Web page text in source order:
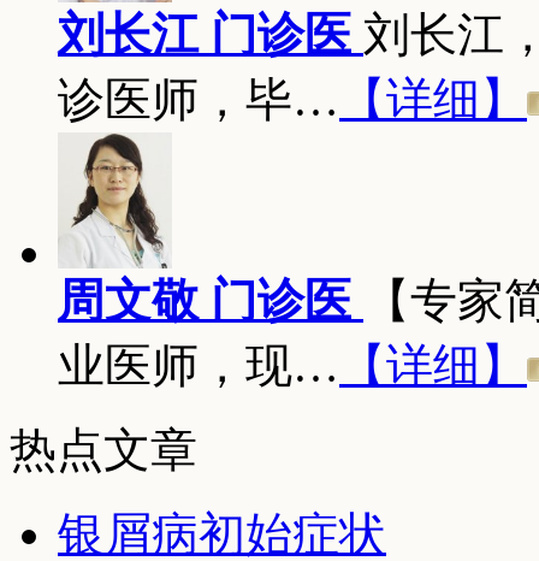
刘长江 门诊医 刘长江
诊医师，毕… 【详细】
周文敬 门诊医
【专家
业医师，现… 【详细】
热点文章
银屑病初始症状